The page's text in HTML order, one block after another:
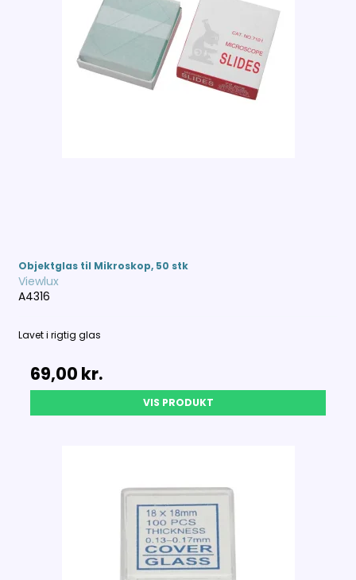
Objektglas til Mikroskop, 50 stk
Viewlux
A4316
Lavet i rigtig glas
69,00 kr.
VIS PRODUKT